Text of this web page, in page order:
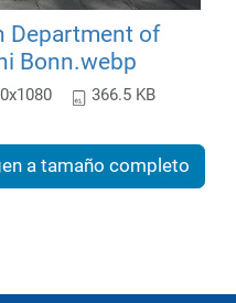
Department of
Bonn.webp
366.5 KB
a tamaño completo